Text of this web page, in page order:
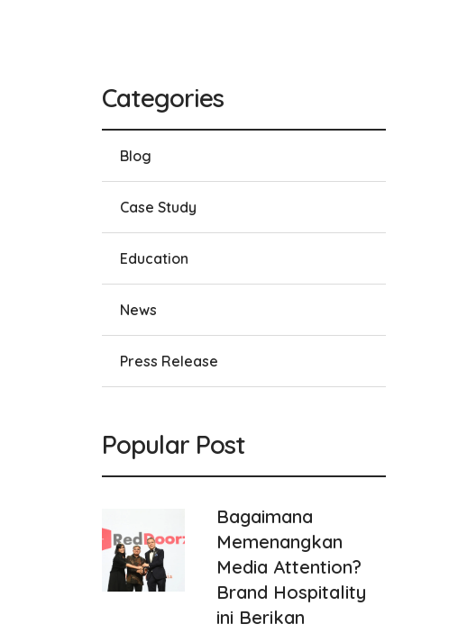
Categories
Blog
Case Study
Education
News
Press Release
Popular Post
Bagaimana
Memenangkan
Media Attention?
Brand Hospitality
ini Berikan